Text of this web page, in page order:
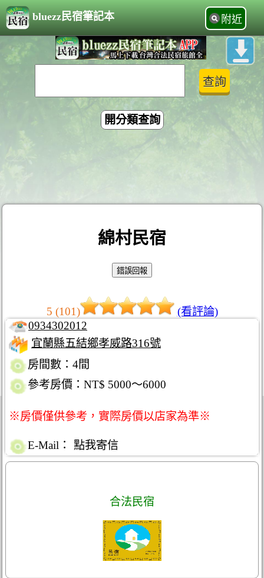
bluezz民宿筆記本 附近
開分類查詢
綿村民宿
5 (101)
(看評論)
0934302012
宜蘭縣五結鄉孝威路316號
房間數：4間
參考房價：NT$ 5000～6000
※房價僅供參考，實際房價以店家為準※
E-Mail： 點我寄信
合法民宿